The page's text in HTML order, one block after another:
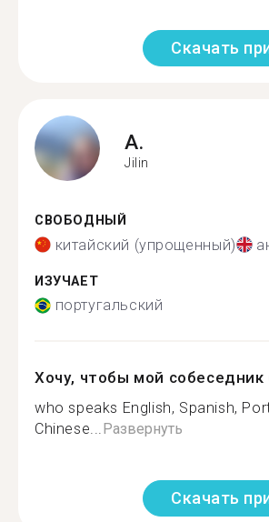
Скачать
A.
Jilin
СВОБОДНЫЙ
китайский (упрощенный)
ИЗУЧАЕТ
португальский
Хочу, чтобы мой собеседник
who speaks English, Spanish,
Chinese...Развернуть
Скачать